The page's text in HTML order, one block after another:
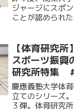
ジャージにスポ
ことが認められ
あげたのが、株
イズだった。今
【体育研究
スポーツ振興
研究所特集
振興編
慶應義塾大学体
立てのシリーズ
３弾。体育研究